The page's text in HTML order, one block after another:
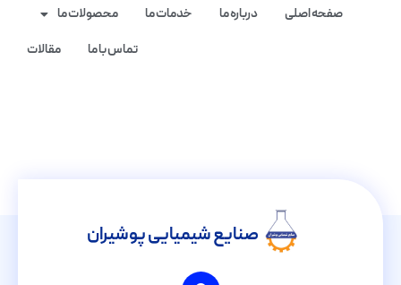
صفحه اصلی درباره ما خدمات ما
محصولات ما
تماس با ما
مقالات
صنایع شیمیایی پوشیران